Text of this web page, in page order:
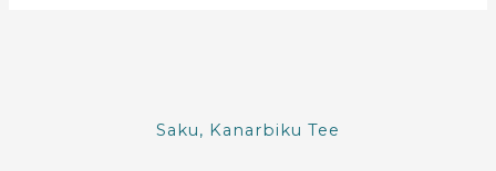
Saku, Kanarbiku Tee